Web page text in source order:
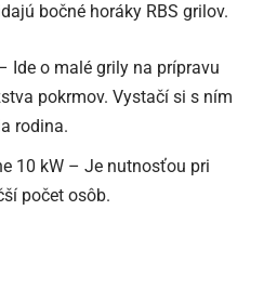
bočné horáky RBS grilov.
Ide o malé grily na prípravu
pokrmov. Vystačí si s ním
rodina.
10 kW – Je nutnosťou pri
počet osôb.